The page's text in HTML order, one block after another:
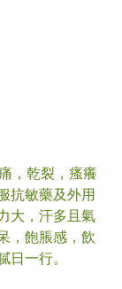
，乾裂，瘙癢
抗敏藥及外用
大，汗多且氣
，飽脹感，飲
日一行。